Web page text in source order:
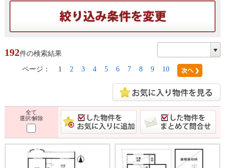
192件の検索結果
ページ：
1 2 3 4 5 6 7 8 9 10
全て
選択/解除